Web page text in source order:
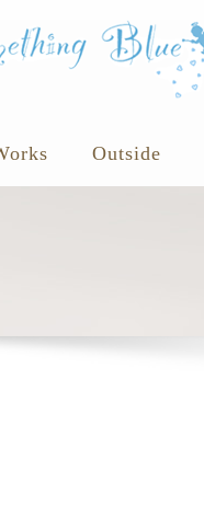
Outside